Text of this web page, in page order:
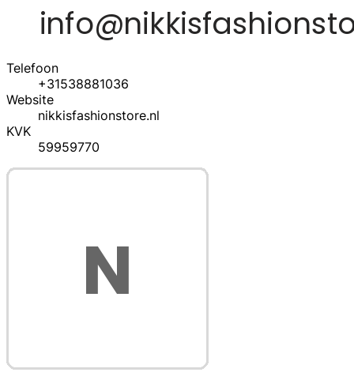
Telefoon
+31538881036
Website
nikkisfashionstore.nl
KVK
59959770